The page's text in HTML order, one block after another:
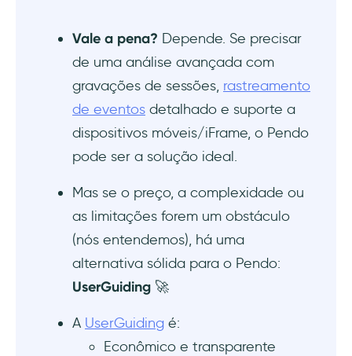
Vale a pena? Depende. Se precisar
de uma análise avançada com
gravações de sessões, rastreamento
de eventos detalhado e suporte a
dispositivos móveis/iFrame, o Pendo
pode ser a solução ideal.
Mas se o preço, a complexidade ou
as limitações forem um obstáculo
(nós entendemos), há uma
alternativa sólida para o Pendo:
UserGuiding 🚀
A UserGuiding é:
Econômico e transparente